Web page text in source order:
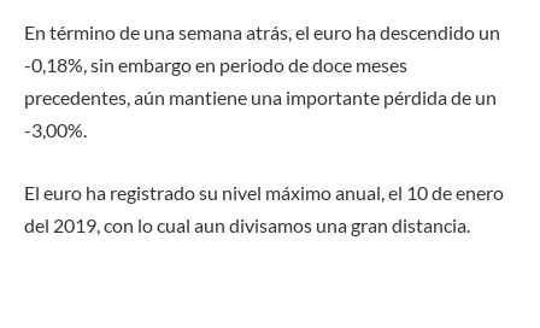
En término de una semana atrás, el euro ha descendido un
-0,18%, sin embargo en periodo de doce meses
precedentes, aún mantiene una importante pérdida de un
-3,00%.
El euro ha registrado su nivel máximo anual, el 10 de enero
del 2019, con lo cual aun divisamos una gran distancia.